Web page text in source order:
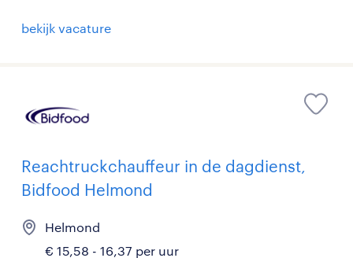
bekijk vacature
Reachtruckchauffeur in de dagdienst,
Bidfood Helmond
Helmond
€ 15,58 - 16,37 per uur